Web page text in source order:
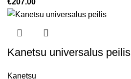
€207.00
Kanetsu universalus peilis
Kanetsu